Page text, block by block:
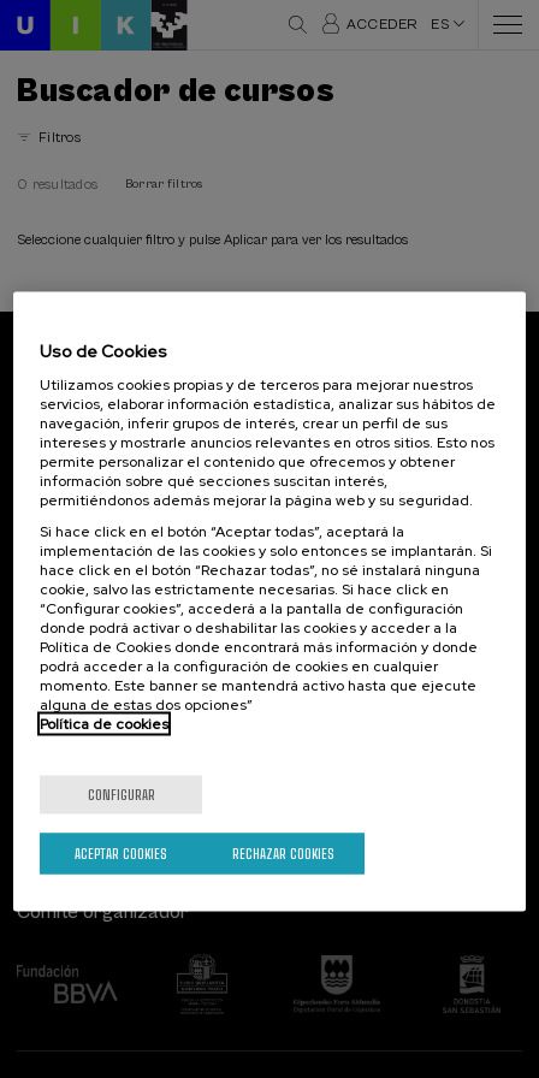
ACCEDER ES
Buscador de cursos
Filtros
0 resultados Borrar filtros
Seleccione cualquier filtro y pulse Aplicar para ver los resultados
Inscríbete para ser el primero/a en recibir las
novedades de UIK.
Suscribirse
Contacto
Palacio Miramar
Paseo de Miraconcha, 48
20007 Donostia / San Sebastián
Gipuzkoa, Spain
Contacta con nosotros
De interés...
Actividades anteriores
Comité organizador
Uso de Cookies
Utilizamos cookies propias y de terceros para mejorar nuestros
servicios, elaborar información estadística, analizar sus hábitos de
navegación, inferir grupos de interés, crear un perfil de sus
intereses y mostrarle anuncios relevantes en otros sitios. Esto nos
permite personalizar el contenido que ofrecemos y obtener
información sobre qué secciones suscitan interés,
permitiéndonos además mejorar la página web y su seguridad.
Si hace click en el botón “Aceptar todas”, aceptará la
implementación de las cookies y solo entonces se implantarán. Si
hace click en el botón “Rechazar todas”, no sé instalará ninguna
cookie, salvo las estrictamente necesarias. Si hace click en
“Configurar cookies”, accederá a la pantalla de configuración
donde podrá activar o deshabilitar las cookies y acceder a la
Política de Cookies donde encontrará más información y donde
podrá acceder a la configuración de cookies en cualquier
momento. Este banner se mantendrá activo hasta que ejecute
alguna de estas dos opciones”
Política de cookies
CONFIGURAR
RECHAZAR COOKIES
ACEPTAR COOKIES